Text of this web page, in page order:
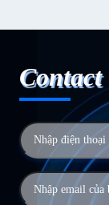
Contact